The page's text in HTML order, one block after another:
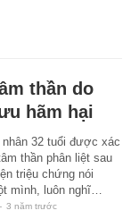
thần do
hãm hại
nhân 32 tuổi được xác
thần phân liệt sau
triệu chứng nói
mình, luôn nghĩ…
- 3 năm trước